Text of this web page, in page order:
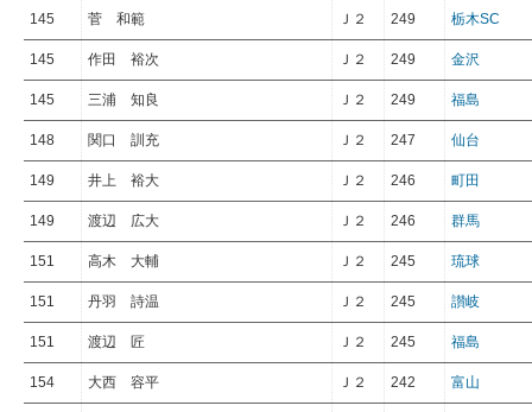
145 菅 和範 Ｊ２ 249 栃木SC
145 作田 裕次 Ｊ２ 249 金沢
145 三浦 知良 Ｊ２ 249 福島
148 関口 訓充 Ｊ２ 247 仙台
149 井上 裕大 Ｊ２ 246 町田
149 渡辺 広大 Ｊ２ 246 群馬
151 高木 大輔 Ｊ２ 245 琉球
151 丹羽 詩温 Ｊ２ 245 讃岐
151 渡辺 匠 Ｊ２ 245 福島
154 大西 容平 Ｊ２ 242 富山